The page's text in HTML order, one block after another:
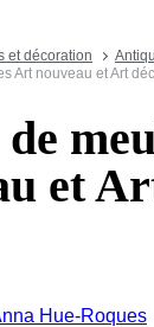
et décoration
Art nouveau et Art
de
et
Hue-Roques